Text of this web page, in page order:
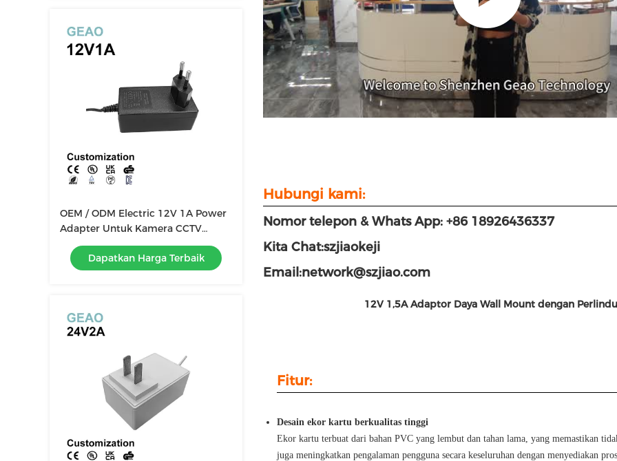
OEM / ODM Electric 12V 1A Power
Adapter Untuk Kamera CCTV
Lampu LED
Dapatkan Harga Terbaik
Hubungi kami:
Nomor telepon & Whats App: +86 18926436337
Kita Chat:szjiaokeji
Email:network@szjiao.com
12V 1,5A Adaptor Daya Wall Mount dengan
Fitur:
Desain ekor kartu berkualitas tinggi
Ekor kartu terbuat dari bahan PVC yang lembut dan tahan lama, yang memastikan
juga meningkatkan pengalaman pengguna secara keseluruhan dengan menyediakan